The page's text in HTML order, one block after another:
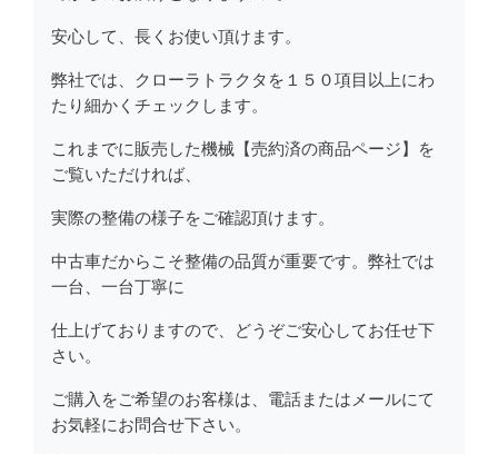
安心して、長くお使い頂けます。
弊社では、クローラトラクタを１５０項目以上にわ
たり細かくチェックします。
これまでに販売した機械【売約済の商品ページ】を
ご覧いただければ、
実際の整備の様子をご確認頂けます。
中古車だからこそ整備の品質が重要です。弊社では
一台、一台丁寧に
仕上げておりますので、どうぞご安心してお任せ下
さい。
ご購入をご希望のお客様は、電話またはメールにて
お気軽にお問合せ下さい。